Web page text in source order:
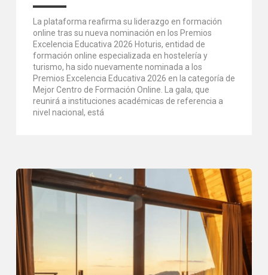
La plataforma reafirma su liderazgo en formación
online tras su nueva nominación en los Premios
Excelencia Educativa 2026 Hoturis, entidad de
formación online especializada en hostelería y
turismo, ha sido nuevamente nominada a los
Premios Excelencia Educativa 2026 en la categoría de
Mejor Centro de Formación Online. La gala, que
reunirá a instituciones académicas de referencia a
nivel nacional, está